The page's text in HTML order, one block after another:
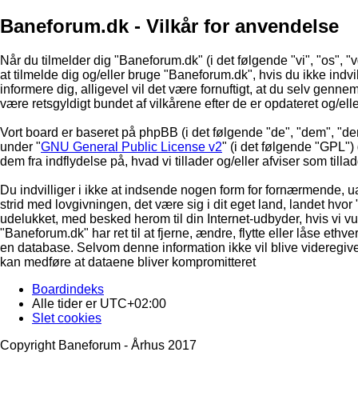
Baneforum.dk - Vilkår for anvendelse
Når du tilmelder dig "Baneforum.dk" (i det følgende "vi", "os",
at tilmelde dig og/eller bruge "Baneforum.dk", hvis du ikke
informere dig, alligevel vil det være fornuftigt, at du selv
være retsgyldigt bundet af vilkårene efter de er opdateret og/
Vort board er baseret på phpBB (i det følgende "de", "dem",
under "GNU General Public License v2" (i det følgende
dem fra indflydelse på, hvad vi tillader og/eller afviser som
Du indvilliger i ikke at indsende nogen form for fornærmende,
strid med lovgivningen, det være sig i dit eget land, landet
udelukket, med besked herom til din Internet-udbyder, hvis vi
"Baneforum.dk" har ret til at fjerne, ændre, flytte eller låse
en database. Selvom denne information ikke vil blive
kan medføre at dataene bliver kompromitteret
Boardindeks
Alle tider er UTC+02:00
Slet cookies
Copyright Baneforum - Århus 2017